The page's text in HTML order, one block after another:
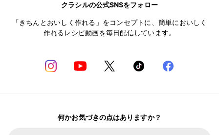
クラシルの公式SNSをフォロー
「きちんとおいしく作れる」をコンセプトに、簡単においしく
作れるレシピ動画を毎日配信しています。
何かお気づきの点はありますか？